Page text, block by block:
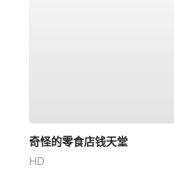
奇怪的零食店钱天堂
HD